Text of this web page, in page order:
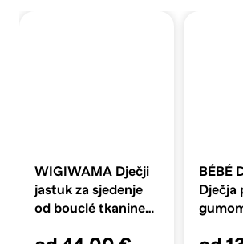
WIGIWAMA Dječji
jastuk za sjedenje
od bouclé tkanine
BÉBÉ
Dječja